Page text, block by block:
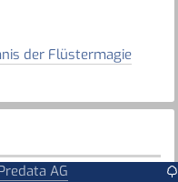
der Flüstermagie
AG